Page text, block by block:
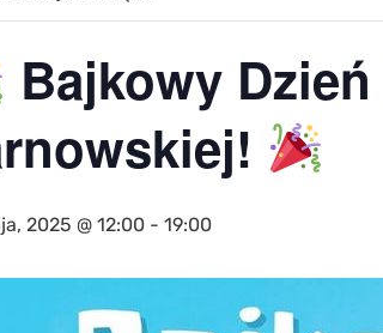
Bajkowy
2025 @ 12:00 - 19:00